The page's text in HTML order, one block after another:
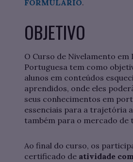
FORMULÁRIO.
OBJETIVO
O Curso de Nivelamento em
Portuguesa tem como
alunos em conteúdos
aprendidos, onde eles
seus conhecimentos em
essenciais para a trajetória
também para o mercado de
Ao final do curso, os
certificado de atividade